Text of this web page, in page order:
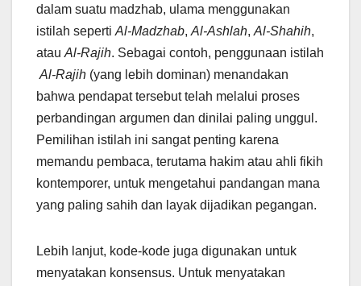
dalam suatu madzhab, ulama menggunakan
istilah seperti Al-Madzhab, Al-Ashlah, Al-Shahih,
atau Al-Rajih. Sebagai contoh, penggunaan istilah
Al-Rajih (yang lebih dominan) menandakan
bahwa pendapat tersebut telah melalui proses
perbandingan argumen dan dinilai paling unggul.
Pemilihan istilah ini sangat penting karena
memandu pembaca, terutama hakim atau ahli fikih
kontemporer, untuk mengetahui pandangan mana
yang paling sahih dan layak dijadikan pegangan.
Lebih lanjut, kode-kode juga digunakan untuk
menyatakan konsensus. Untuk menyatakan